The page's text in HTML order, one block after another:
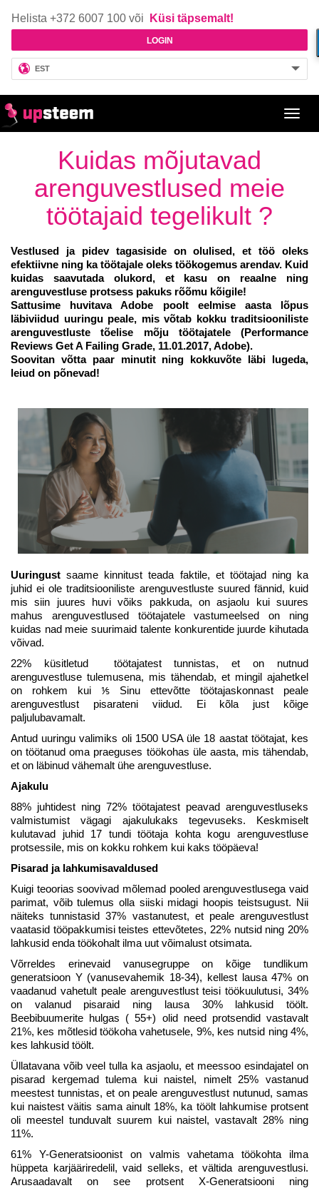
Helista +372 6007 100 või Küsi täpsemalt!
LOGIN
EST
Kuidas mõjutavad
arenguvestlused meie
töötajaid tegelikult ?
Vestlused ja pidev tagasiside on olulised, et töö oleks
efektiivne ning ka töötajale oleks töökogemus arendav. Kuid
kuidas saavutada olukord, et kasu on reaalne ning
arenguvestluse protsess pakuks rõõmu kõigile!
Sattusime huvitava Adobe poolt eelmise aasta lõpus
läbiviidud uuringu peale, mis võtab kokku traditsiooniliste
arenguvestluste tõelise mõju töötajatele (Performance
Reviews Get A Failing Grade, 11.01.2017, Adobe).
Soovitan võtta paar minutit ning kokkuvõte läbi lugeda,
leiud on põnevad!
Uuringust saame kinnitust teada faktile, et töötajad ning ka
juhid ei ole traditsiooniliste arenguvestluste suured fännid, kuid
mis siin juures huvi võiks pakkuda, on asjaolu kui suures
mahus arenguvestlused töötajatele vastumeelsed on ning
kuidas nad meie suurimaid talente konkurentide juurde kihutada
võivad.
22% küsitletud töötajatest tunnistas, et on nutnud
arenguvestluse tulemusena, mis tähendab, et mingil ajahetkel
on rohkem kui ⅕ Sinu ettevõtte töötajaskonnast peale
arenguvestlust pisarateni viidud. Ei kõla just kõige
paljulubavamalt.
Antud uuringu valimiks oli 1500 USA üle 18 aastat töötajat, kes
on töötanud oma praeguses töökohas üle aasta, mis tähendab,
et on läbinud vähemalt ühe arenguvestluse.
Ajakulu
88% juhtidest ning 72% töötajatest peavad arenguvestluseks
valmistumist vägagi ajakulukaks tegevuseks. Keskmiselt
kulutavad juhid 17 tundi töötaja kohta kogu arenguvestluse
protsessile, mis on kokku rohkem kui kaks tööpäeva!
Pisarad ja lahkumisavaldused
Kuigi teoorias soovivad mõlemad pooled arenguvestlusega vaid
parimat, võib tulemus olla siiski midagi hoopis teistsugust. Nii
näiteks tunnistasid 37% vastanutest, et peale arenguvestlust
vaatasid tööpakkumisi teistes ettevõtetes, 22% nutsid ning 20%
lahkusid enda töökohalt ilma uut võimalust otsimata.
Võrreldes erinevaid vanusegruppe on kõige tundlikum
generatsioon Y (vanusevahemik 18-34), kellest lausa 47% on
vaadanud vahetult peale arenguvestlust teisi töökuulutusi, 34%
on valanud pisaraid ning lausa 30% lahkusid töölt.
Beebibuumerite hulgas ( 55+) olid need protsendid vastavalt
21%, kes mõtlesid töökoha vahetusele, 9%, kes nutsid ning 4%,
kes lahkusid töölt.
Üllatavana võib veel tulla ka asjaolu, et meessoo esindajatel on
pisarad kergemad tulema kui naistel, nimelt 25% vastanud
meestest tunnistas, et on peale arenguvestlust nutunud, samas
kui naistest väitis sama ainult 18%, ka töölt lahkumise protsent
oli meestel tunduvalt suurem kui naistel, vastavalt 28% ning
11%.
61% Y-Generatsioonist on valmis vahetama töökohta ilma
hüppeta karjääriredelil, vaid selleks, et vältida arenguvestlusi.
Arusaadavalt on see protsent X-Generatsiooni ning